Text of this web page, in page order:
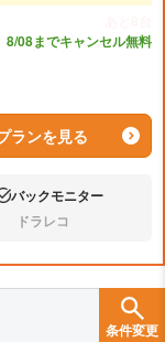
8/08までキャンセル無料
ランを見る
り:
バックモニター
なし:ドラレコ
条件変更